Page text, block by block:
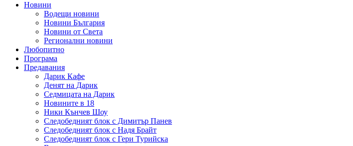
Новини
Водещи новини
Новини България
Новини от Света
Регионални новини
Любопитно
Програма
Предавания
Дарик Кафе
Денят на Дарик
Седмицата на Дарик
Новините в 18
Ники Кънчев Шоу
Следобедният блок с Димитър Панев
Следобедният блок с Надя Брайт
Следобедният блок с Гери Турийска